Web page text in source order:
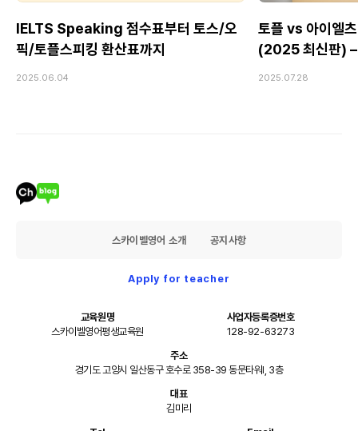
IELTS Speaking 점수표부터 토스/오
픽/토플스피킹 환산표까지
2025.06.04
토플 vs 아이엘
(2025 최신판) –
2025.07.28
스카이벨영어 소개 공지사항
Apply for teacher
교육원명
스카이벨영어평생교육원
사업자등록증번호
128-92-63273
주소
경기도 고양시 일산동구 호수로 358-39 동문타워I, 3층
대표
김미리